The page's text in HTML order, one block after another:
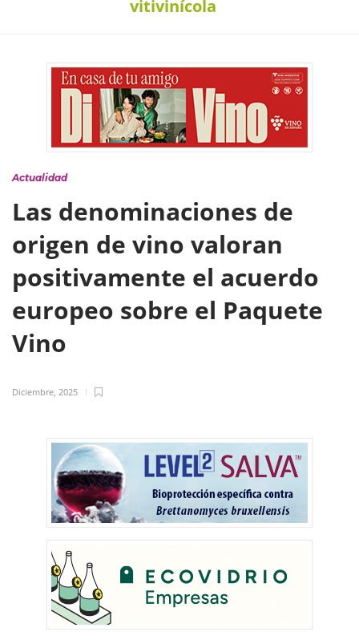
vitivinícola
Actualidad
Las denominaciones de
origen de vino valoran
positivamente el acuerdo
europeo sobre el Paquete
Vino
Diciembre, 2025